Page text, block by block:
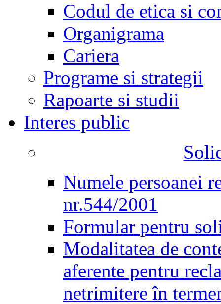
Codul de etica si
Organigrama
Cariera
Programe si strategii
Rapoarte si studii
Interes public
Numele persoanei
nr.544/2001
Formular pentru
Modalitatea de
aferente pentru
netrimitere în